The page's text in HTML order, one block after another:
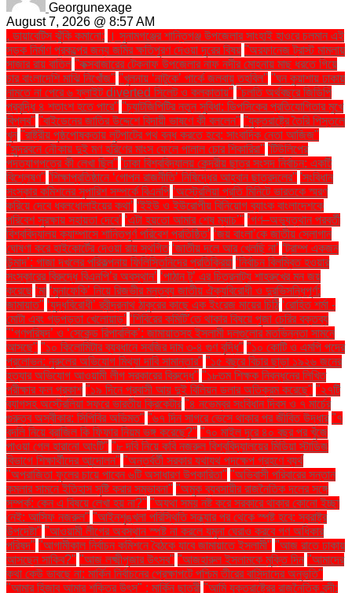
Georgunexage
August 7, 2026 @ 8:57 AM
. ডায়াবেটিস ঝুঁকি কমানো:
। সুনামগঞ্জের শান্তিগঞ্জ উপজেলার সাংহাই হাওরে চলমান এই
সড়ক নির্মাণ প্রকল্পের জন্য জমির ক্ষতিপূরণ দেওয়া দূরের বিষয় ''অরফানেজ ট্রাস্ট মামলায়
সাজার রায় বাতিল ''কক্সবাজারের টেকনাফ উপজেলার নাফ নদীর মোহনায় মাছ ধরতে গিয়ে
চার বাংলাদেশি মাঝি নিখোঁজ'' ''খুলনায় ‘নাটুকে’ পার্কে জলবায়ু তহবিল'' ''ঘন কুয়াশায় ঢাকায়
নামতে না পেরে ৬ ফ্লাইট diverted সিলেট ও কলকাতায়'' ''চলতি অর্থবছরে জিডিপি
প্রবৃদ্ধি ৪ শতাংশ হতে পারে'' ''চ্যাটজিপিটির নতুন সুবিধা: ডিপসিকের প্রতিযোগিতার মুখে
বিপ্লব'' ''বাইডেনের জাতির উদ্দেশে বিদায়ী ভাষণে কী বললেন'' ''যুক্তরাষ্ট্রে তৈরি পিস্তলে
খুন ''রাষ্ট্রীয় পৃষ্ঠপোষকতায় লুটপাটের পথ বন্ধ করতে হবে: সাংবাদিক নেতা আজিজ"
''সুন্দরবনে নৌকায় দুই মণ হরিণের মাংস ফেলে পালাল চোর শিকারিরা'' 'টিউলিপের
পদত্যাগপত্রে কী লেখা ছিল'' 'ঢাকা বিশ্ববিদ্যালয় কেন্দ্রীয় ছাত্র সংসদ নির্বাচন: একটি
বিশ্লেষণ'' 'শিক্ষাপ্রতিষ্ঠানে ‘গোপন রাজনীতি’ নিষিদ্ধের আহ্বান ছাত্রদলের'' 'সংবিধান
সংস্কার কমিশনের সুপারিশ সম্পর্কে বিএনপি ‘অস্ট্রেলিয়া প্রতি মিনিটে ভারতকে স্মরণ
করিয়ে দেবে ধবলধোলাইয়ের কথা’ ‘ইইউ ও ইউরোপীয় বিনিয়োগ ব্যাংক বাংলাদেশকে
পরিবেশ সুরক্ষায় সহায়তা দেবে’ ‘এটা হয়তো আমার শেষ ম্যাচ’" ‘গণ–অভ্যুত্থান পরবর্তী
বিশ্ববিদ্যালয় ক্যাম্পাসে শান্তিপূর্ণ পরিবেশ প্রতিষ্ঠিত’ ‘জয় বাংলা’কে জাতীয় স্লোগান
ঘোষণা করে হাইকোর্টের দেওয়া রায় স্থগিত ‘জাতীয় দলে আর খেলছি না’ ‘ট্রাম্প একজন
উন্মাদ’: গাজা দখলের পরিকল্পনায় ফিলিস্তিনিদের প্রতিক্রিয়া ‘নির্বাচন বিলম্বিত হওয়ার
সংস্কারের বিরুদ্ধে বিএনপি’র অবস্থান’ ‘পাঠান টু’ এর চিত্রনাট্য শাহরুখের মন জয়
করেছে ‘মা ‘মুনাফেকি’ নিয়ে রিজভীর মন্তব্য জাতীয় ঐক্যবিরোধী ও দুরভিসন্ধিপূর্ণ:
জামায়াত" ‘যুদ্ধবিরোধী’ রবীন্দ্রনাথ ঠাকুরের কাছে এক ইংরেজ মায়ের চিঠি ‘রোহিত শর্মা -
মোটা এবং গড়পড়তা খেলোয়াড়’ ‘শিবিরের কমিটি’তে থাকার বিষয়ে পূজা চেরির বক্তব্য
"‘গণপরিষদ’ ও ‘সেকেন্ড রিপাবলিক’: জামায়াতসহ ইসলামী দলগুলোর মতভিন্নতা সামনে
আসছে" "১০ কিলোমিটার ব্যবধানে সবজির দাম ৩-৪ গুণ বৃদ্ধি" "১০ কোটি ও এমপি পদের
প্রলোভন: নুরুলের অভিযোগ মিথ্যা দাবি সামান্তার" "১৫ বছরে বিচার ছাড়া ১৯২৬ জনের
হত্যার অভিযোগ আওয়ামী লীগ সরকারের বিরুদ্ধে" "১৮তম শিক্ষক নিবন্ধনের লিখিত
পরীক্ষার ফল প্রকাশ "১৯ দিনে প্রবাসী আয় দুই বিলিয়ন ডলার অতিক্রম করেছে" "২৭টি
ব্যাগসহ অস্ট্রেলিয়া সফরে ভারতীয় ক্রিকেটার "৪ নভেম্বর সংবিধান দিবস ও ৭ মার্চের
গুরুত্ব অস্বীকার: সিপিবির অভিমত" "৬৭ দিন সাগরে ভেসে থাকার পর জীবিত উদ্ধার "৭
বদলি নিয়ে ব্রাজিল কি ফিফার নিয়ম ভঙ্গ করেছে?" "৭০ মাইল দূরে ৪০ বছর পর খুঁজে
পাওয়া গেল হারানো আংটি" "৮ দবি নিয়ে কবি নজরুল বিশ্ববিদ্যালয়ের মিডিয়া স্টাডিজ
বিভাগে শিক্ষার্থীদের আন্দোলন" "অন্তর্বর্তী সরকার যথাযথ পদক্ষেপ গ্রহণে ব্যর্থ
"অপরাজিতা ফুলের চায়ে পাবেন ৬টি অসাধারণ উপকারিতা" "অভিবাসী পরিবারের সন্তান
কমলার সামনে ইতিহাস সৃষ্টি করার সম্ভাবনা" "অমুক ব্যবসায়ীর রাজনৈতিক দলের সঙ্গে
সম্পর্ক: কেন এ বিষয়ে লেখা হয় না?" "অযথা সময় নষ্ট করে সরকারে থাকার কোনো ইচ্ছা
নেই: আসিফ নজরুল" "আইনশৃঙ্খলা পরিস্থিতি সন্ধ্যার পর থেকে স্পষ্ট হবে: স্বরাষ্ট্র
উপদেষ্টা" "আওয়ামী লীগের অবস্থান স্পষ্ট না করলে যমুনা ঘেরাও করবে গণ অধিকার
পরিষদ" "আগামীকাল নির্বাচন কমিশনে বৈঠকে যাবে জামায়াতে ইসলামী" "আজ রাতে ঢাকায়
আসছেন সাকিব?" "আজ লক্ষ্মীপূজার উৎসব" "আজহারুল ইসলামকে মুক্তি দিন "আমাদের
কথা কেউ ভাবছে না: মার্কিন নির্বাচনের প্রেক্ষাপটে পশ্চিম তীরের বাসিন্দাদের অনুভূতি"
"আমার হিজাব আমার শক্তির উৎস" : মার্কিন ছাত্রী "আমি যুক্তরাষ্ট্রের রাজনৈতিক বন্দী: